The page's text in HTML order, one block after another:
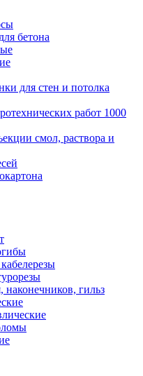
бетона
для стен и потолка
работ 1000
смол, раствора и
гильз